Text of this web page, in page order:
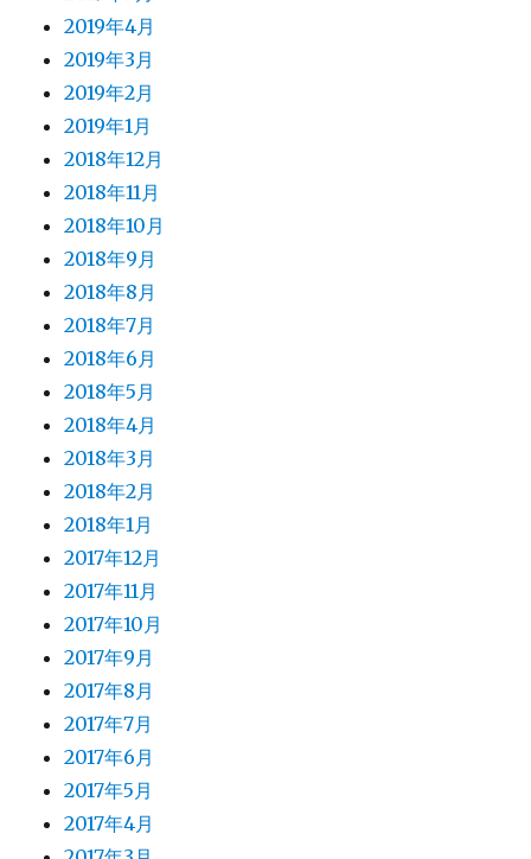
2019年4月
2019年3月
2019年2月
2019年1月
2018年12月
2018年11月
2018年10月
2018年9月
2018年8月
2018年7月
2018年6月
2018年5月
2018年4月
2018年3月
2018年2月
2018年1月
2017年12月
2017年11月
2017年10月
2017年9月
2017年8月
2017年7月
2017年6月
2017年5月
2017年4月